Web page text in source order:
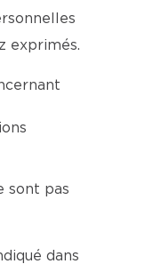
exprimés.
sont pas
dans